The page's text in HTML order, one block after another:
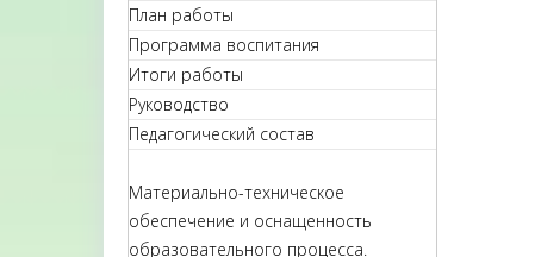
План работы
Программа воспитания
Итоги работы
Руководство
Педагогический состав
Материально-техническое
обеспечение и оснащенность
образовательного процесса.